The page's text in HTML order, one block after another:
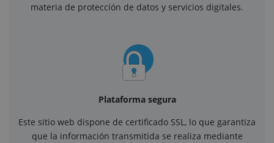
materia de protección de datos y servicios digitales.
Plataforma segura
Este sitio web dispone de certificado SSL, lo que garantiza
que la información transmitida se realiza mediante